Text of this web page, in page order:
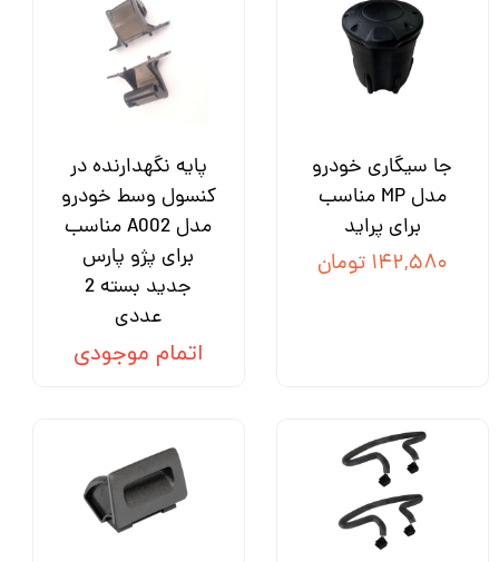
جا سیگاری خودرو
مدل MP مناسب
برای پراید
۱۴۲,۵۸۰ تومان
پایه نگهدارنده در
کنسول وسط خودرو
مدل A002 مناسب
برای پژو پارس
جدید بسته 2
عددی
اتمام موجودی